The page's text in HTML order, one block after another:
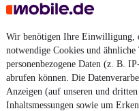
Wir benötigen Ihre Einwilligung,
notwendige Cookies und ähnliche
personenbezogene Daten (z. B.
abrufen können. Die
Anzeigen (auf unseren und
Inhaltsmessungen sowie um
Keine